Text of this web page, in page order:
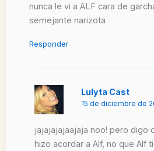
nunca le vi a ALF cara de
semejante narizota
Responder
Lulyta Cast
15 de diciembre de
jajajajajaajaja noo! pero digo
hizo acordar a Alf, no que Alf